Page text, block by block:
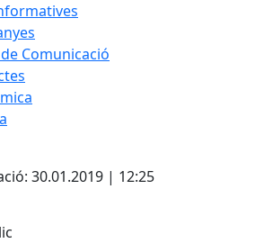
Comunicació
30.01.2019 | 12:25